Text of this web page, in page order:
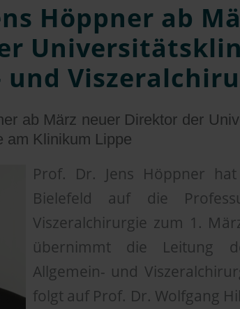
Höppner ab
und
ab März neuer Direktor der
am Klinikum Lippe
Prof. Dr. Jens Höppner
Bielefeld auf die
Viszeralchirurgie zum 1.
übernimmt die Leitung
Allgemein- und
folgt auf Prof. Dr. Wolfgang